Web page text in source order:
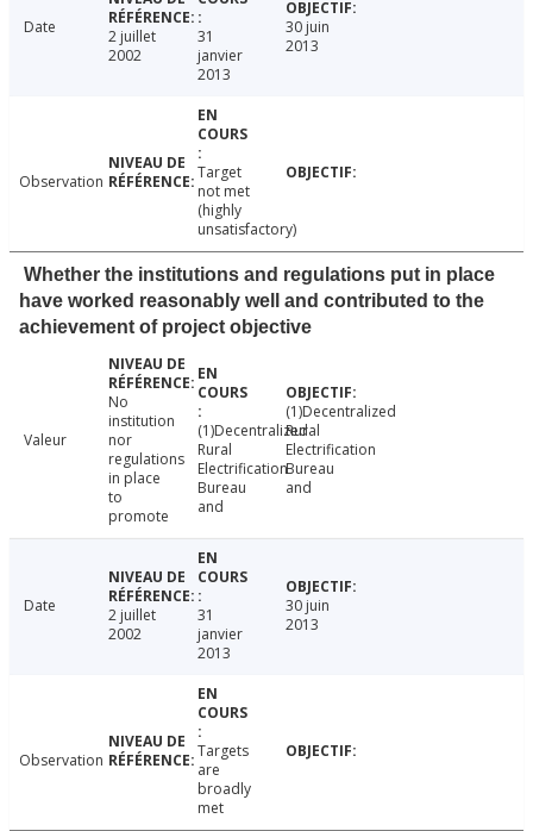
Date
2 juillet
2002
31
janvier
2013
30 juin
2013
Observation
Target
not met
(highly
unsatisfactory)
Whether the institutions and regulations put in place
have worked reasonably well and contributed to the
achievement of project objective
Valeur
No
institution
nor
regulations
in place
to
promote
(1)Decentralized
Rural
Electrification
Bureau
and
(1)Decentralized
Rural
Electrification
Bureau
and
Date
2 juillet
2002
31
janvier
2013
30 juin
2013
Observation
Targets
are
broadly
met